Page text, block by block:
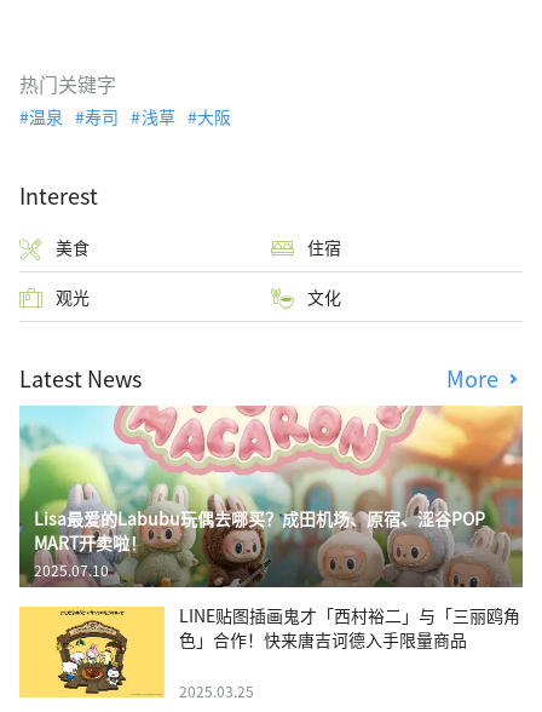
热门关键字
温泉 寿司 浅草 大阪
Interest
美食 住宿
观光 文化
Latest News More
Lisa最爱的Labubu玩偶去哪买？成田机场、原宿、涩谷POP
MART开卖啦！
2025.07.10
LINE贴图插画鬼才「西村裕二」与「三丽鸥角
色」合作！快来唐吉诃德入手限量商品
2025.03.25